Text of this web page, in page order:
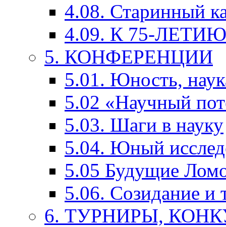
4.08. Старинный
4.09. К 75-
5. КОНФЕРЕНЦИИ
5.01. Юность,
5.02 «Научный
5.03. Шаги в науку
5.04. Юный
5.05 Будущие
5.06. Созидание и
6. ТУРНИРЫ,